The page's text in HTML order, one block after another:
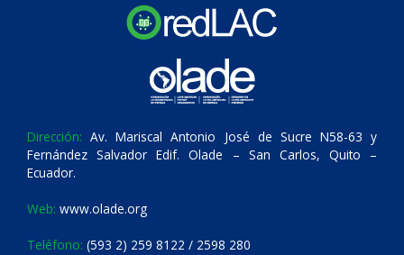
Dirección: Av. Mariscal Antonio José de Sucre N58-63 y
Fernández Salvador Edif. Olade – San Carlos, Quito –
Ecuador.
Web: www.olade.org
Teléfono: (593 2) 259 8122 / 2598 280